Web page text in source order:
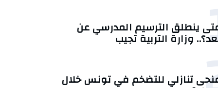
ينطلق الترسيم المدرسي عن
وزارة التربية تجيب
منحى تنازلي ‎للتضخم في تونس خلال